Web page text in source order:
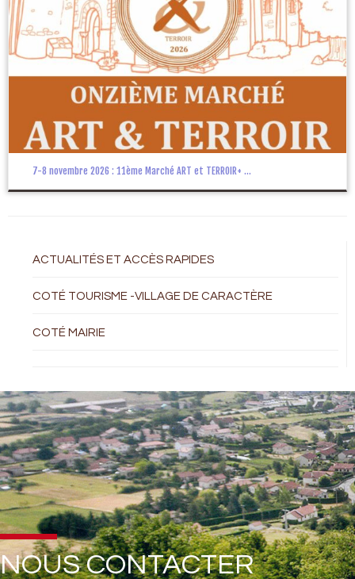
7-8 novembre 2026 : 11ème Marché ART et TERROIR+ ...
ACTUALITÉS ET ACCÈS RAPIDES
COTÉ TOURISME -VILLAGE DE CARACTÈRE
COTÉ MAIRIE
NOUS CONTACTER